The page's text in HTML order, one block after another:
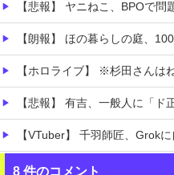
【悲報】 ヤニねこ、BPOで問
【朗報】 ほの暮らしの庭、100時間遊べてス
【ホロライブ】 ※杉田さんは
【悲報】 有吉、一般人に「ド正
【VTuber】 千羽師匠、Grokに自分の気持ち悪いツ
【極旨牛鉄板】 吉野家のステー
8 件のコメント